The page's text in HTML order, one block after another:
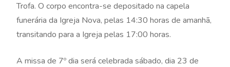
Trofa. O corpo encontra-se depositado na capela
funerária da Igreja Nova, pelas 14:30 horas de amanhã,
transitando para a Igreja pelas 17:00 horas.
A missa de 7º dia será celebrada sábado, dia 23 de